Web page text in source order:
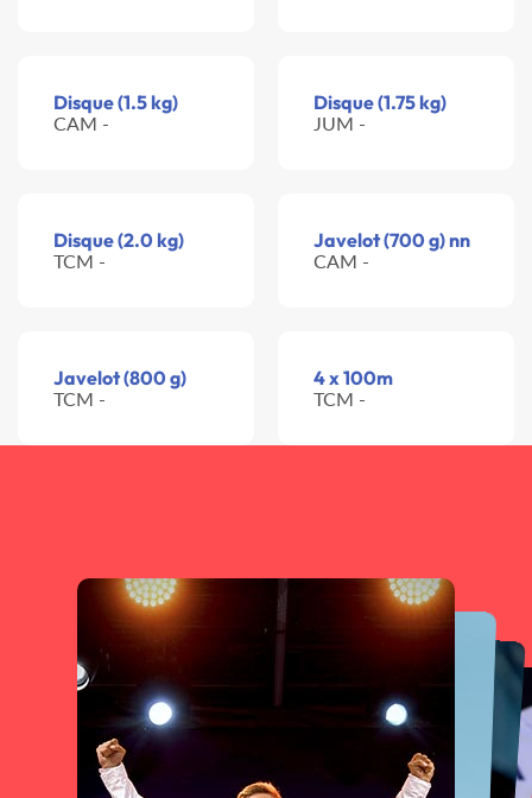
Disque (1.5 kg)
CAM -
Disque (1.75 kg)
JUM -
Disque (2.0 kg)
TCM -
Javelot (700 g) nn
CAM -
Javelot (800 g)
TCM -
4 x 100m
TCM -